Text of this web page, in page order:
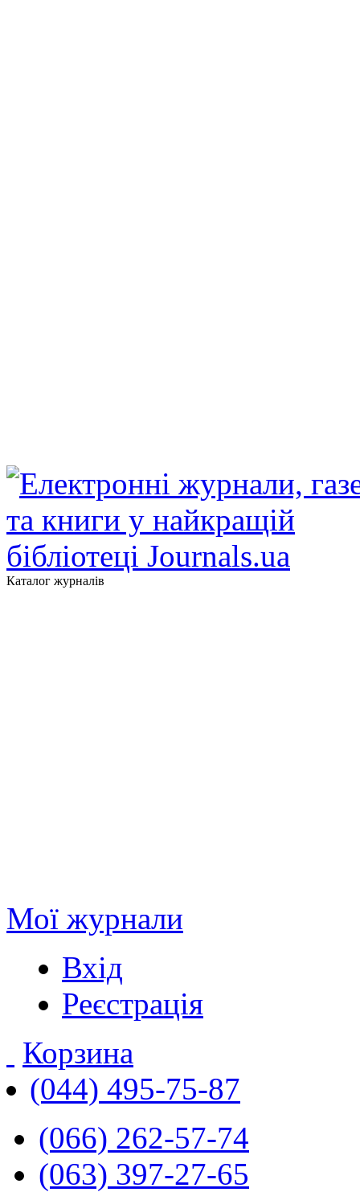
Каталог журналів
Мої журнали
Вхід
Реєстрація
Корзина
(044) 495-75-87
(066) 262-57-74
(063) 397-27-65